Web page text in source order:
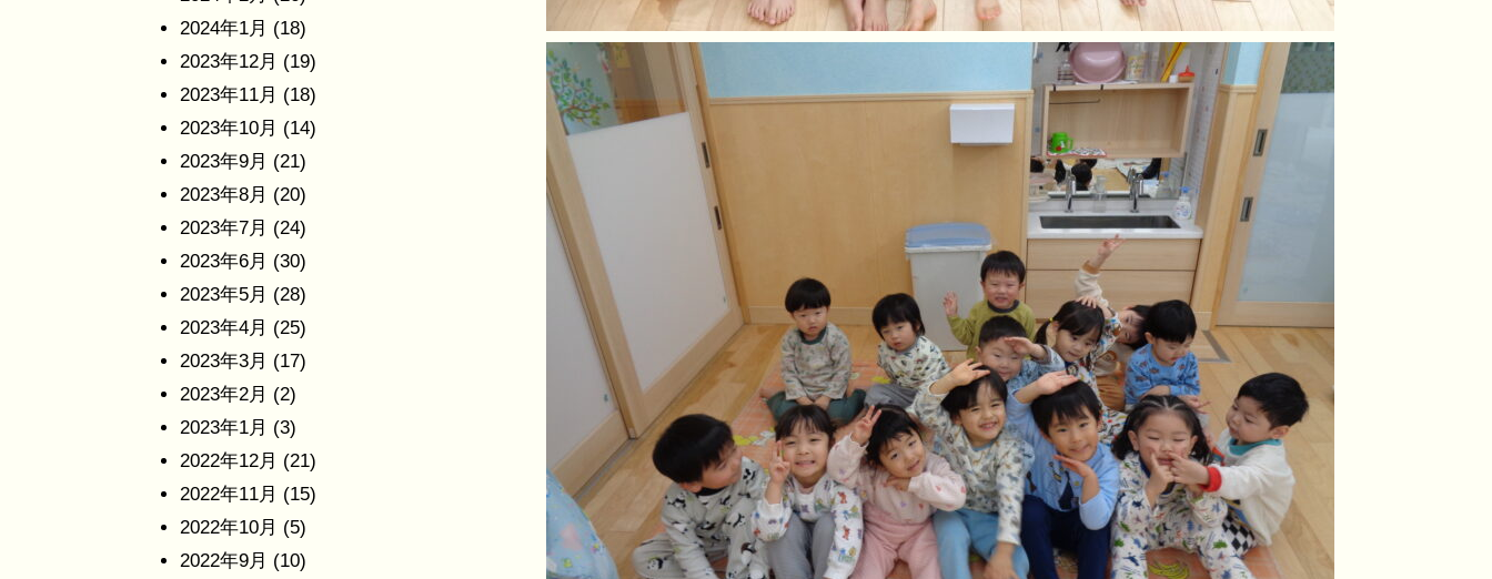
2024年1月 (18)
2023年12月 (19)
2023年11月 (18)
2023年10月 (14)
2023年9月 (21)
2023年8月 (20)
2023年7月 (24)
2023年6月 (30)
2023年5月 (28)
2023年4月 (25)
2023年3月 (17)
2023年2月 (2)
2023年1月 (3)
2022年12月 (21)
2022年11月 (15)
2022年10月 (5)
2022年9月 (10)